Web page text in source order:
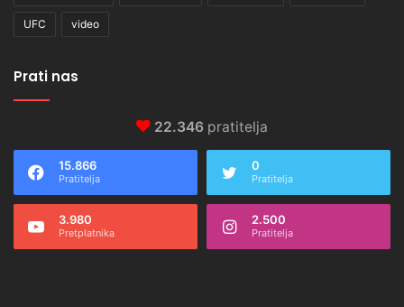
UFC video
Prati nas
22.346 pratitelja
15.866
Pratitelja
0
Pratitelja
3.980
Pretplatnika
2.500
Pratitelja